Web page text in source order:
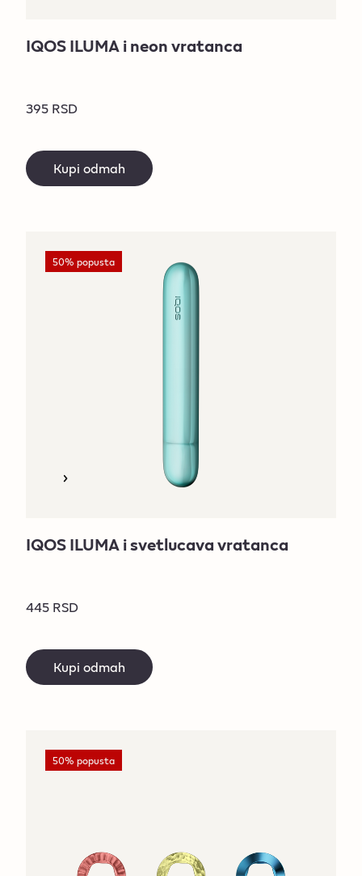
IQOS ILUMA i neon vratanca
395 RSD
Kupi odmah
50% popusta
IQOS ILUMA i svetlucava vratanca
445 RSD
Kupi odmah
50% popusta